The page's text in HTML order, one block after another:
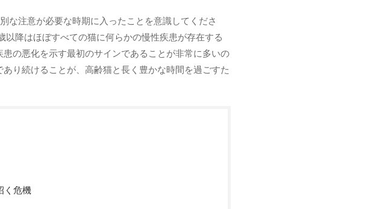
な注意が必要な時期に入ったことを意識してくださ
降はほぼすべての猫に何らかの慢性疾患が存在する
の悪化を示す最初のサインであることが非常に多いの
り続けることが、高齢猫と長く豊かな時間を過ごすた
く危機